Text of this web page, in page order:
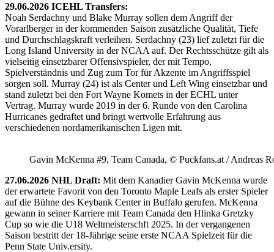
29.06.2026 ICEHL Transfers:
Noah Serdachny und Blake Murray sollen dem Angriff der
Vorarlberger in der kommenden Saison zusätzliche Qualität, Tiefe
und Durchschlagskraft verleihen. Serdachny (23) lief zuletzt für die
Long Island University in der NCAA auf. Der Rechtsschütze gilt als
vielseitig einsetzbarer Offensivspieler, der mit Tempo,
Spielverständnis und Zug zum Tor für Akzente im Angriffsspiel
sorgen soll. Murray (24) ist als Center und Left Wing einsetzbar und
stand zuletzt bei den Fort Wayne Komets in der ECHL unter
Vertrag. Murray wurde 2019 in der 6. Runde von den Carolina
Hurricanes gedraftet und bringt wertvolle Erfahrung aus
verschiedenen nordamerikanischen Ligen mit.
Gavin McKenna #9, Team Canada, © Puckfans.at / Andreas
27.06.2026 NHL Draft: Mit dem Kanadier Gavin McKenna wurde
der erwartete Favorit von den Toronto Maple Leafs als erster Spieler
auf die Bühne des Keybank Center in Buffalo gerufen. McKenna
gewann in seiner Karriere mit Team Canada den Hlinka Gretzky
Cup so wie die U18 Weltmeisterschft 2025. In der vergangenen
Saison bestritt der 18-Jährige seine erste NCAA Spielzeit für die
Penn State Univ.ersity.